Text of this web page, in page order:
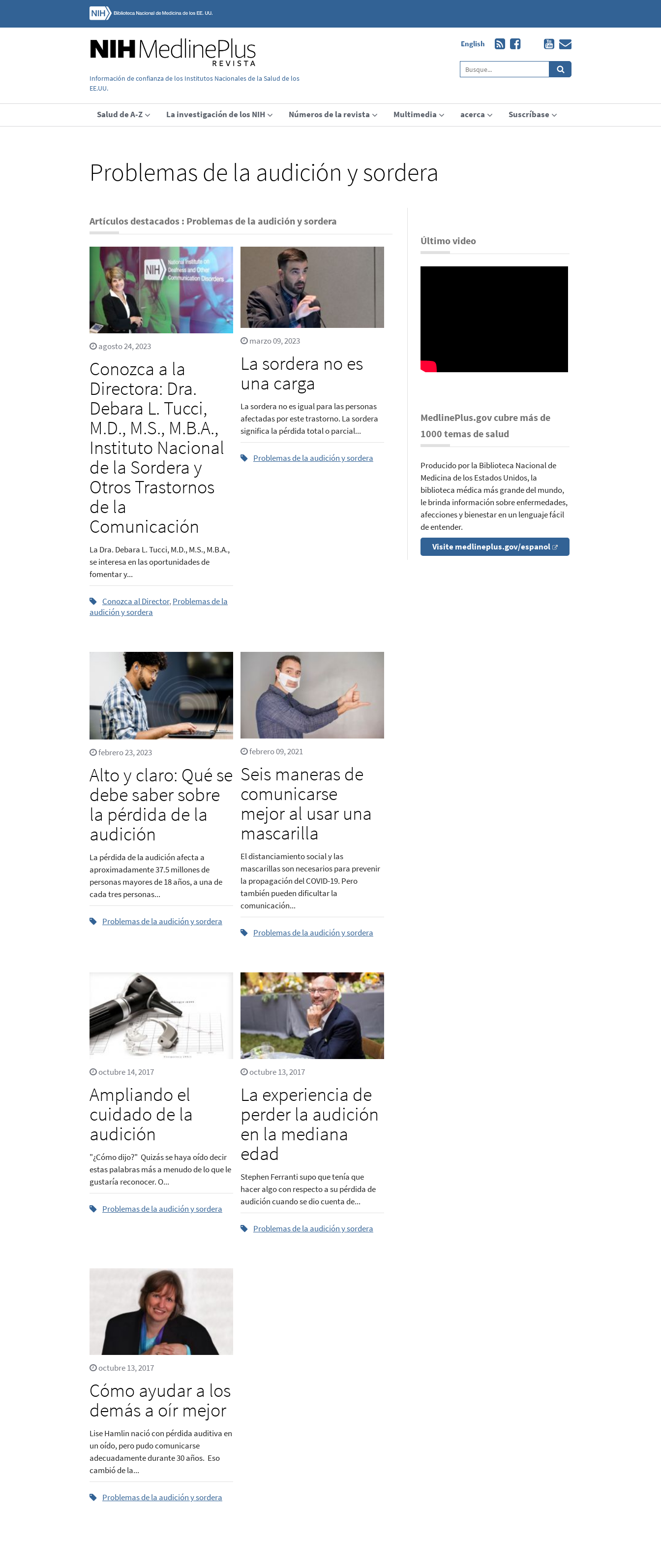
Información de confianza de los Institutos Nacionales de la Salud de los
EE.UU.
English
Salud de A-Z La investigación de los NIH Números de la revista Multimedia acerca Suscríbase
Problemas de la audición y sordera
Artículos destacados : Problemas de la audición y sordera
agosto 24, 2023
Conozca a la
Directora: Dra.
Debara L. Tucci,
M.D., M.S., M.B.A.,
Instituto Nacional
de la Sordera y
Otros Trastornos
de la
Comunicación
La Dra. Debara L. Tucci, M.D., M.S., M.B.A.,
se interesa en las oportunidades de
fomentar y...
Conozca al Director,Problemas de la
audición y sordera
marzo 09, 2023
La sordera no es
una carga
La sordera no es igual para las personas
afectadas por este trastorno. La sordera
significa la pérdida total o parcial...
Problemas de la audición y sordera
febrero 23, 2023
Alto y claro: Qué se
debe saber sobre
la pérdida de la
audición
La pérdida de la audición afecta a
aproximadamente 37.5 millones de
personas mayores de 18 años, a una de
cada tres personas...
Problemas de la audición y sordera
febrero 09, 2021
Seis maneras de
comunicarse
mejor al usar una
mascarilla
El distanciamiento social y las
mascarillas son necesarios para prevenir
la propagación del COVID-19. Pero
también pueden dificultar la
comunicación...
Problemas de la audición y sordera
octubre 14, 2017
Ampliando el
cuidado de la
audición
"¿Cómo dijo?" Quizás se haya oído decir
estas palabras más a menudo de lo que le
gustaría reconocer. O...
Problemas de la audición y sordera
octubre 13, 2017
La experiencia de
perder la audición
en la mediana
edad
Stephen Ferranti supo que tenía que
hacer algo con respecto a su pérdida de
audición cuando se dio cuenta de...
Problemas de la audición y sordera
octubre 13, 2017
Cómo ayudar a los
demás a oír mejor
Lise Hamlin nació con pérdida auditiva en
un oído, pero pudo comunicarse
adecuadamente durante 30 años. Eso
cambió de la...
Problemas de la audición y sordera
Último video
MedlinePlus.gov cubre más de
1000 temas de salud
Producido por la Biblioteca Nacional de
Medicina de los Estados Unidos, la
biblioteca médica más grande del mundo,
le brinda información sobre enfermedades,
afecciones y bienestar en un lenguaje fácil
de entender.
Visite medlineplus.gov/espanol